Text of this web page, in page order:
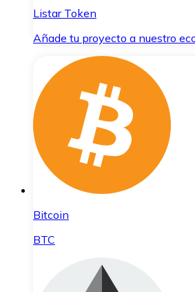
Listar Token
Añade tu proyecto a nuestro
Bitcoin
BTC